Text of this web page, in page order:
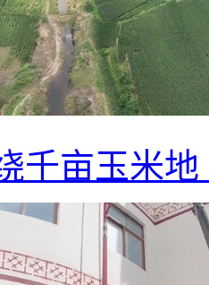
千亩玉米地